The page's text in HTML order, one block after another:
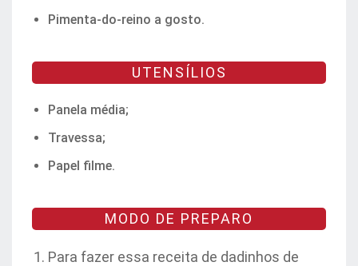
Pimenta-do-reino a gosto.
UTENSÍLIOS
Panela média;
Travessa;
Papel filme.
MODO DE PREPARO
Para fazer essa receita de dadinhos de